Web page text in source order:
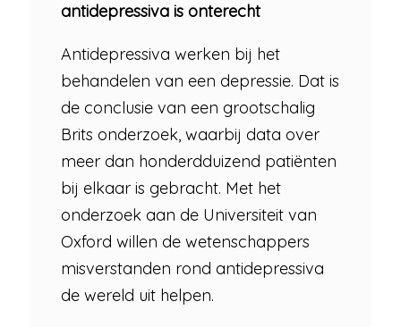
antidepressiva is onterecht​
Antidepressiva werken bij het
behandelen van een depressie. Dat is
de conclusie van een grootschalig
Brits onderzoek, waarbij data over
meer dan honderdduizend patiënten
bij elkaar is gebracht. Met het
onderzoek aan de Universiteit van
Oxford willen de wetenschappers
misverstanden rond antidepressiva
de wereld uit helpen.